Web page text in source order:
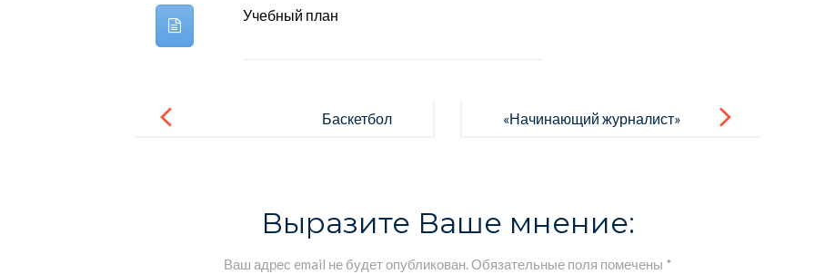
Учебный план
записям
Баскетбол «Начинающий журналист»
Выразите Ваше мнение:
Ваш адрес email не будет опубликован.Обязательные поля помечены *